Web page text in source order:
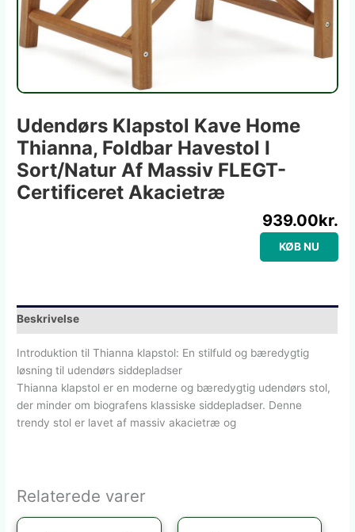
Udendørs Klapstol Kave Home
Thianna, Foldbar Havestol I
Sort/natur Af Massiv FLEGT-
Certificeret Akacietræ
939.00kr.
KØB NU
Beskrivelse
Introduktion til Thianna klapstol: En stilfuld og bæredygtig
løsning til udendørs siddepladser
Thianna klapstol er en moderne og bæredygtig udendørs stol,
der minder om biografens klassiske siddepladser. Denne
trendy stol er lavet af massiv akacietræ og
Relaterede varer